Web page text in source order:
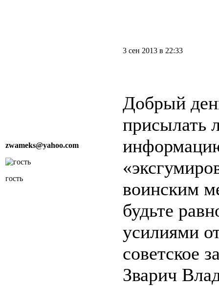
zwameks@yahoo.com
гость
3 сен 2013 в 22:33
Добрый
воинским
будьте
усилиями
советское
Зварич